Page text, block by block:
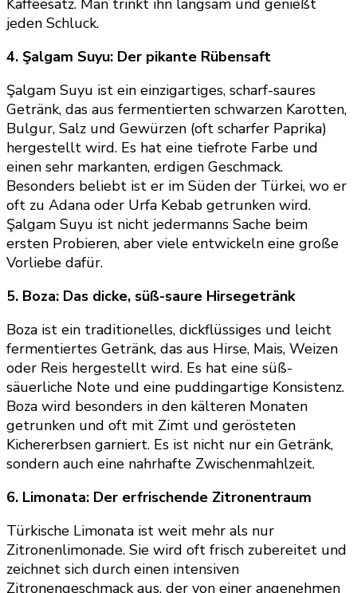
Kaffeesatz. Man trinkt ihn langsam und genießt
jeden Schluck.
4. Şalgam Suyu: Der pikante Rübensaft
Şalgam Suyu ist ein einzigartiges, scharf-saures
Getränk, das aus fermentierten schwarzen Karotten,
Bulgur, Salz und Gewürzen (oft scharfer Paprika)
hergestellt wird. Es hat eine tiefrote Farbe und
einen sehr markanten, erdigen Geschmack.
Besonders beliebt ist er im Süden der Türkei, wo er
oft zu Adana oder Urfa Kebab getrunken wird.
Şalgam Suyu ist nicht jedermanns Sache beim
ersten Probieren, aber viele entwickeln eine große
Vorliebe dafür.
5. Boza: Das dicke, süß-saure Hirsegetränk
Boza ist ein traditionelles, dickflüssiges und leicht
fermentiertes Getränk, das aus Hirse, Mais, Weizen
oder Reis hergestellt wird. Es hat eine süß-
säuerliche Note und eine puddingartige Konsistenz.
Boza wird besonders in den kälteren Monaten
getrunken und oft mit Zimt und gerösteten
Kichererbsen garniert. Es ist nicht nur ein Getränk,
sondern auch eine nahrhafte Zwischenmahlzeit.
6. Limonata: Der erfrischende Zitronentraum
Türkische Limonata ist weit mehr als nur
Zitronenlimonade. Sie wird oft frisch zubereitet und
zeichnet sich durch einen intensiven
Zitronengeschmack aus, der von einer angenehmen